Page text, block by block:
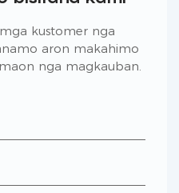
kustomer nga
aron makahimo
nga magkauban.